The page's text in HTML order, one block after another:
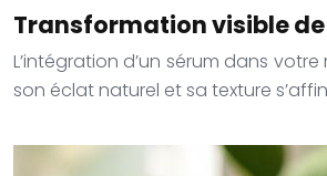
Transformation visible de
L’intégration d’un sérum dans
son éclat naturel et sa texture